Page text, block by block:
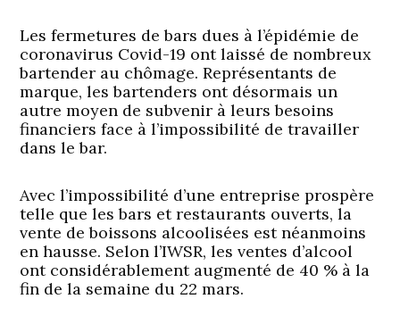
Les fermetures de bars dues à l’épidémie de
coronavirus Covid-19 ont laissé de nombreux
bartender au chômage. Représentants de
marque, les bartenders ont désormais un
autre moyen de subvenir à leurs besoins
financiers face à l’impossibilité de travailler
dans le bar.
Avec l’impossibilité d’une entreprise prospère
telle que les bars et restaurants ouverts, la
vente de boissons alcoolisées est néanmoins
en hausse. Selon l’IWSR, les ventes d’alcool
ont considérablement augmenté de 40 % à la
fin de la semaine du 22 mars.